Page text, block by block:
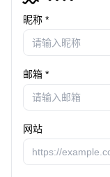
昵称 *
邮箱 *
网站